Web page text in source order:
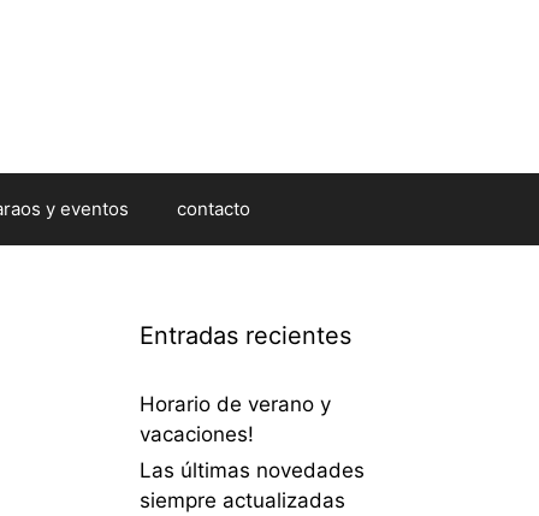
y eventos contacto
Entradas recientes
Horario de verano y
vacaciones!
Las últimas novedades
siempre actualizadas